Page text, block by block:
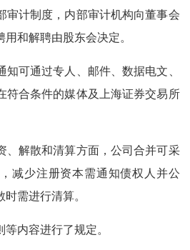
审计制度，内部审计机构向董事会
和解聘由股东会决定。
可通过专人、邮件、数据电文、
符合条件的媒体及上海证券交易所
、解散和清算方面，公司合并可采
减少注册资本需通知债权人并公
需进行清算。
内容进行了规定。